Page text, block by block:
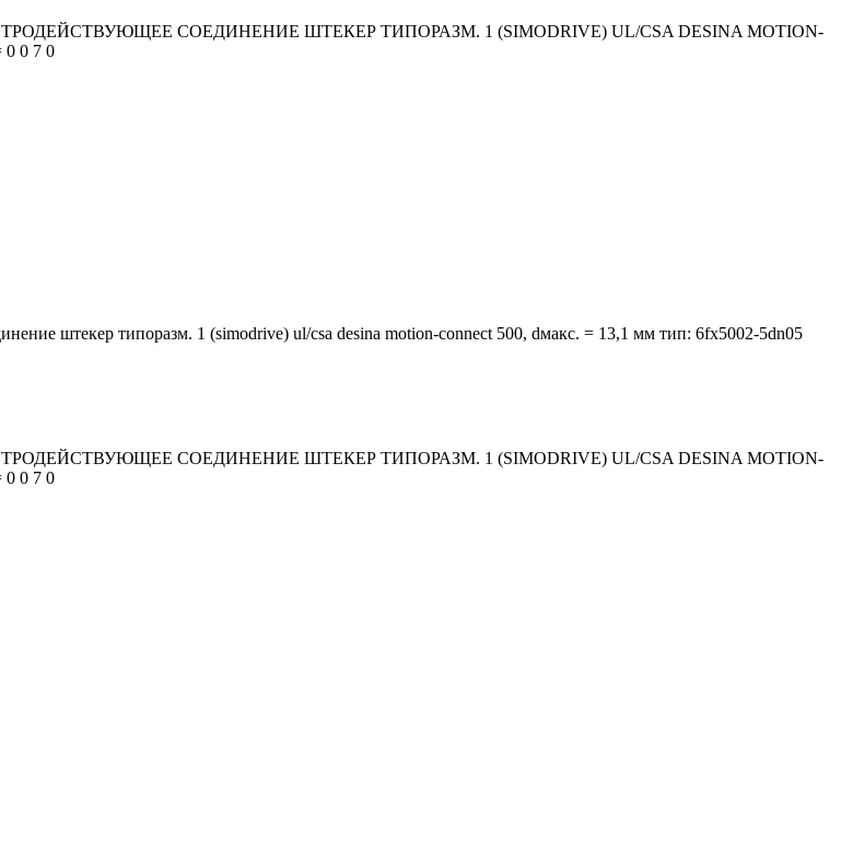
СОЕДИНЕНИЕ ШТЕКЕР ТИПОРАЗМ. 1 (SIMODRIVE) UL/CSA DESINA MOTION-
0 7 0
штекер типоразм. 1 (simodrive) ul/csa desina motion-connect 500, dмакс. = 13,1 мм тип: 6fx5002-5dn05
СОЕДИНЕНИЕ ШТЕКЕР ТИПОРАЗМ. 1 (SIMODRIVE) UL/CSA DESINA MOTION-
0 7 0